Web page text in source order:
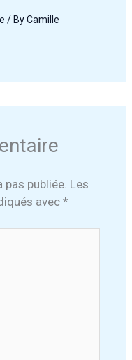
/ ByCamille
publiée. Les
avec *